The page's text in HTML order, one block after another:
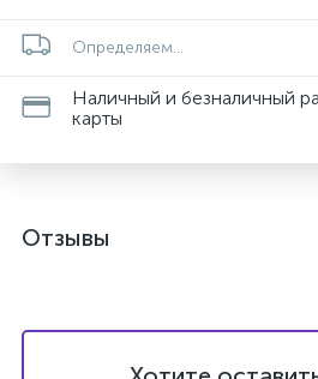
Определяем...
Наличный и безналичный
карты
Отзывы